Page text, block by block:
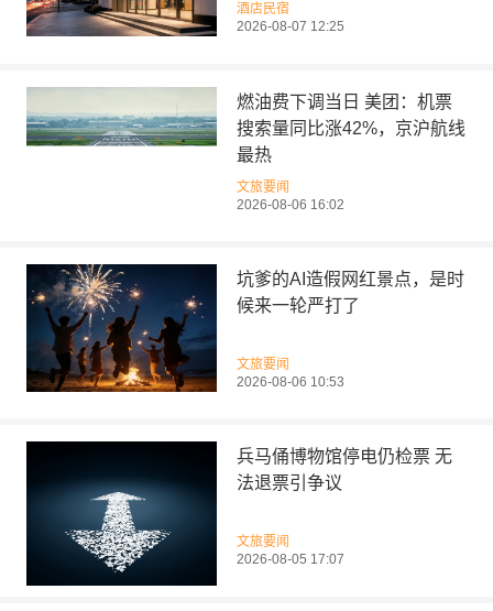
酒店民宿
2026-08-07 12:25
燃油费下调当日 美团：机票
搜索量同比涨42%，京沪航线
最热
文旅要闻
2026-08-06 16:02
坑爹的AI造假网红景点，是时
候来一轮严打了
文旅要闻
2026-08-06 10:53
兵马俑博物馆停电仍检票 无
法退票引争议
文旅要闻
2026-08-05 17:07